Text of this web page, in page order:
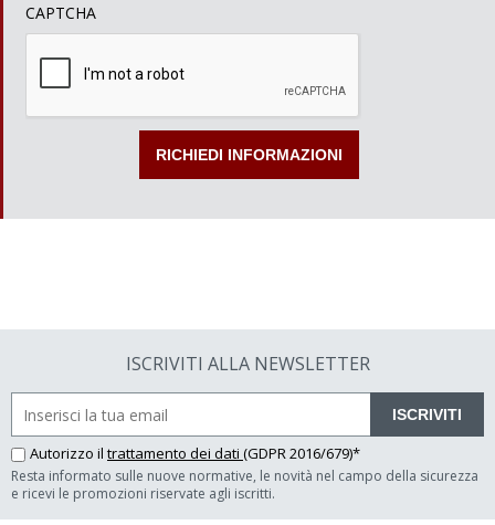
CAPTCHA
ISCRIVITI ALLA NEWSLETTER
ISCRIVITI
Autorizzo il trattamento dei dati (GDPR 2016/679)*
Resta informato sulle nuove normative, le novità nel campo della sicurezza
e ricevi le promozioni riservate agli iscritti.